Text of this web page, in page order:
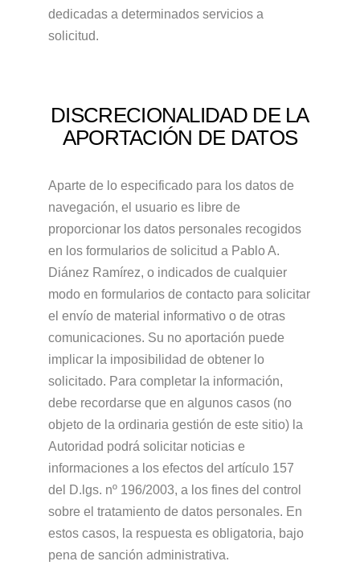
dedicadas a determinados servicios a
solicitud.
DISCRECIONALIDAD DE LA
APORTACIÓN DE DATOS
Aparte de lo especificado para los datos de
navegación, el usuario es libre de
proporcionar los datos personales recogidos
en los formularios de solicitud a Pablo A.
Diánez Ramírez, o indicados de cualquier
modo en formularios de contacto para solicitar
el envío de material informativo o de otras
comunicaciones. Su no aportación puede
implicar la imposibilidad de obtener lo
solicitado. Para completar la información,
debe recordarse que en algunos casos (no
objeto de la ordinaria gestión de este sitio) la
Autoridad podrá solicitar noticias e
informaciones a los efectos del artículo 157
del D.lgs. nº 196/2003, a los fines del control
sobre el tratamiento de datos personales. En
estos casos, la respuesta es obligatoria, bajo
pena de sanción administrativa.